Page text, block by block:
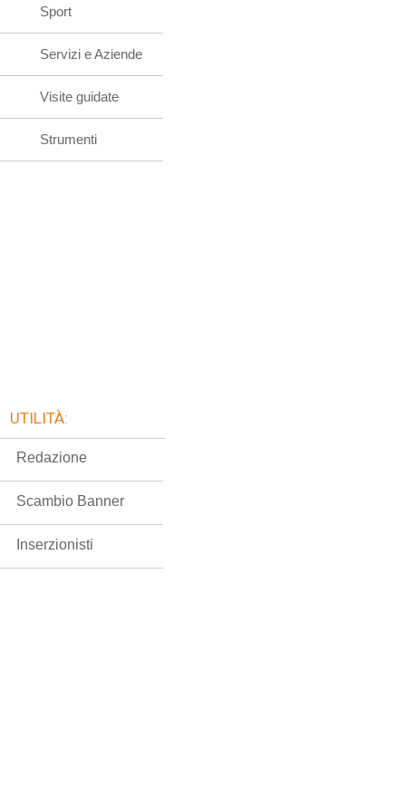
Sport
Servizi e Aziende
Visite guidate
Strumenti
UTILITÀ:
Redazione
Scambio Banner
Inserzionisti